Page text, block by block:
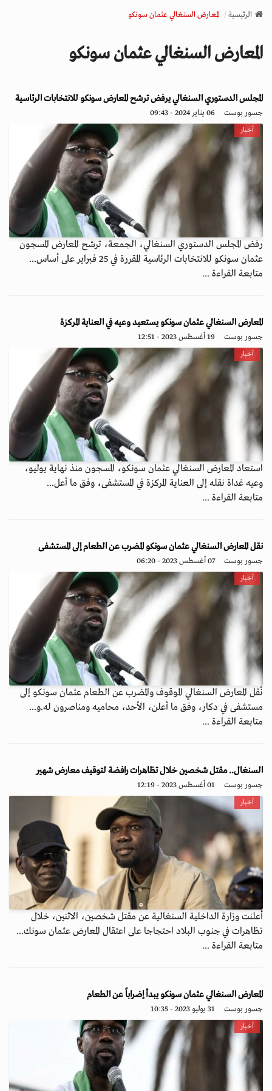
v
a
o
n
الرئيسية المعارض السنغالي عثمان سونكو
المعارض السنغالي عثمان سونكو
المجلس الدستوري السنغالي يرفض ترشح المعارض سونكو للانتخابات الرئاسية
جسور بوست 06 يناير 2024 - 09:43
أخبار
رفض المجلس الدستوري السنغالي، الجمعة، ترشح المعارض المسجون
عثمان سونكو للانتخابات الرئاسية المقررة في 25 فبراير على أساس...
متابعة القراءة ...
المعارض السنغالي عثمان سونكو يستعيد وعيه في العناية المركزة
جسور بوست 19 أغسطس 2023 - 12:51
أخبار
استعاد المعارض السنغالي عثمان سونكو، المسجون منذ نهاية يوليو،
وعيه غداة نقله إلى العناية المركزة في المستشفى، وفق ما أعل...
متابعة القراءة ...
نقل المعارض السنغالي عثمان سونكو المضرب عن الطعام إلى المستشفى
جسور بوست 07 أغسطس 2023 - 06:20
أخبار
نُقل المعارض السنغالي الموقوف والمضرب عن الطعام عثمان سونكو إلى
مستشفى في دكار، وفق ما أعلن، الأحد، محاميه ومناصرون له.و...
متابعة القراءة ...
السنغال.. مقتل شخصين خلال تظاهرات رافضة لتوقيف معارض شهير
جسور بوست 01 أغسطس 2023 - 12:19
أخبار
أعلنت وزارة الداخلية السنغالية عن مقتل شخصين، الاثنين، خلال
تظاهرات في جنوب البلاد احتجاجا على اعتقال المعارض عثمان سونك...
متابعة القراءة ...
المعارض السنغالي عثمان سونكو يبدأ إضراباً عن الطعام
جسور بوست 31 يوليو 2023 - 10:35
أخبار